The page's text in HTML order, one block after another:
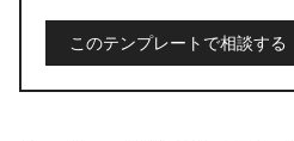
このテンプレートで相談する